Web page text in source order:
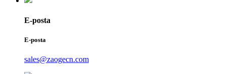
E-posta
E-posta
sales@zaogecn.com